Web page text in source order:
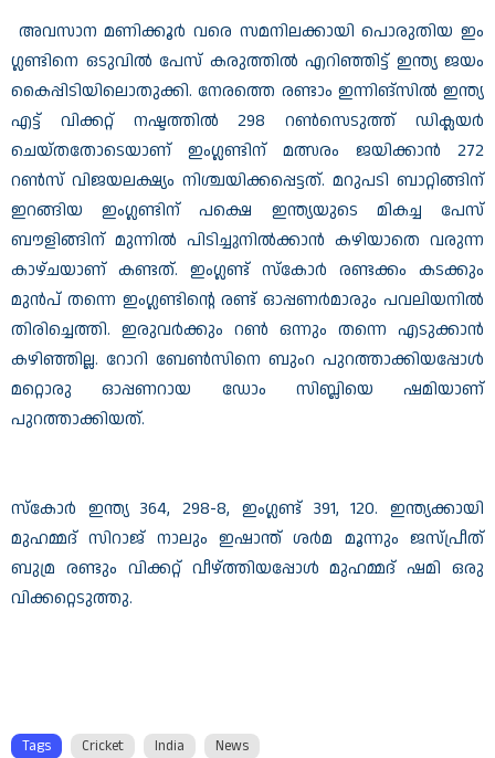
അവസാന മണിക്കൂർ വരെ സമനിലക്കായി പൊരുതിയ ഇം​
ഗ്ലണ്ടിനെ ഒടുവിൽ പേസ് കരുത്തിൽ എറിഞ്ഞിട്ട് ഇന്ത്യ ജയം
കൈപ്പിടിയിലൊതുക്കി. നേരത്തെ രണ്ടാം ഇന്നിങ്‌സില്‍ ഇന്ത്യ
എട്ട് വിക്കറ്റ് നഷ്ടത്തില്‍ 298 റണ്‍സെടുത്ത് ഡിക്ലയര്‍
ചെയ്തതോടെയാണ് ഇംഗ്ലണ്ടിന് മത്സരം ജയിക്കാൻ 272
റൺസ് വിജയലക്ഷ്യം നിശ്ചയിക്കപ്പെട്ടത്. മറുപടി ബാറ്റിങ്ങിന്
ഇറങ്ങിയ ഇംഗ്ലണ്ടിന് പക്ഷെ ഇന്ത്യയുടെ മികച്ച പേസ്
ബൗളിങ്ങിന് മുന്നിൽ പിടിച്ചുനിൽക്കാൻ കഴിയാതെ വരുന്ന
കാഴ്ചയാണ് കണ്ടത്. ഇംഗ്ലണ്ട് സ്കോർ രണ്ടക്കം കടക്കും
മുൻപ് തന്നെ ഇംഗ്ലണ്ടിന്റെ രണ്ട് ഓപ്പണർമാരും പവലിയനിൽ
തിരിച്ചെത്തി. ഇരുവർക്കും റൺ ഒന്നും തന്നെ എടുക്കാൻ
കഴിഞ്ഞില്ല. റോറി ബേൺസിനെ ബുംറ പുറത്താക്കിയപ്പോൾ
മറ്റൊരു ഓപ്പണറായ ഡോം സിബ്ലിയെ ഷമിയാണ്
പുറത്താക്കിയത്.
സ്കോർ ഇന്ത്യ 364, 298-8, ഇം​ഗ്ലണ്ട് 391, 120. ഇന്ത്യക്കായി
മുഹമ്മദ് സിറാജ് നാലും ഇഷാന്ത് ശർമ മൂന്നും ജസ്പ്രീത്
ബുമ്ര രണ്ടും വിക്കറ്റ് വീഴ്ത്തിയപ്പോൾ മുഹമ്മദ് ഷമി ഒരു
വിക്കറ്റെടുത്തു.
Tags Cricket India News